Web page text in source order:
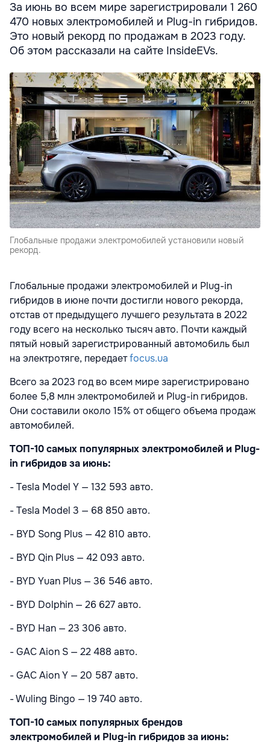
За июнь во всем мире зарегистрировали 1 260
470 новых электромобилей и Plug-in гибридов.
Это новый рекорд по продажам в 2023 году.
Об этом рассказали на сайте InsideEVs.
Глобальные продажи электромобилей установили новый
рекорд.
Глобальные продажи электромобилей и Plug-in
гибридов в июне почти достигли нового рекорда,
отстав от предыдущего лучшего результата в 2022
году всего на несколько тысяч авто. Почти каждый
пятый новый зарегистрированный автомобиль был
на электротяге, передаетfocus.ua
Всего за 2023 год во всем мире зарегистрировано
более 5,8 млн электромобилей и Plug-in гибридов.
Они составили около 15% от общего объема продаж
автомобилей.
ТОП-10 самых популярных электромобилей и Plug-
in гибридов за июнь:
- Tesla Model Y — 132 593 авто.
- Tesla Model 3 — 68 850 авто.
- BYD Song Plus — 42 810 авто.
- BYD Qin Plus — 42 093 авто.
- BYD Yuan Plus — 36 546 авто.
- BYD Dolphin — 26 627 авто.
- BYD Han — 23 306 авто.
- GAC Aion S — 22 488 авто.
- GAC Aion Y — 20 587 авто.
- Wuling Bingo — 19 740 авто.
ТОП-10 самых популярных брендов
электромобилей и Plug-in гибридов за июнь: